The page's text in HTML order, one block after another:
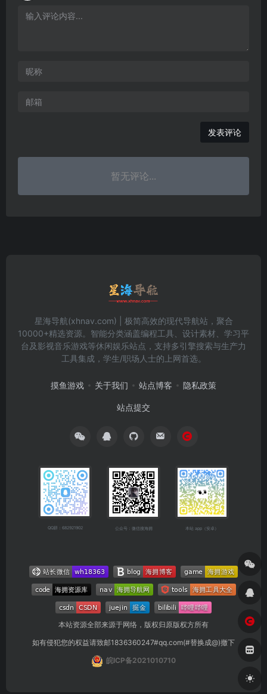
发表评论
暂无评论...
星海导航(xhnav.com) | 极简高效的现代导航站，聚合
10000+精选资源。智能分类涵盖编程工具、设计素材、学习平
台及影视音乐游戏等休闲娱乐站点，支持多引擎搜索与生产力
工具集成，学生/职场人士的上网首选。
摸鱼游戏 关于我们 站点博客 隐私政策
站点提交
QQ群：682921902 公众号：微信搜海拥 本站 app（安卓）
本站资源全部来源于网络，版权归原版权方所有
如有侵犯您的权益请致邮1836360247#qq.com(#替换成@)撤下
皖ICP备2021010710